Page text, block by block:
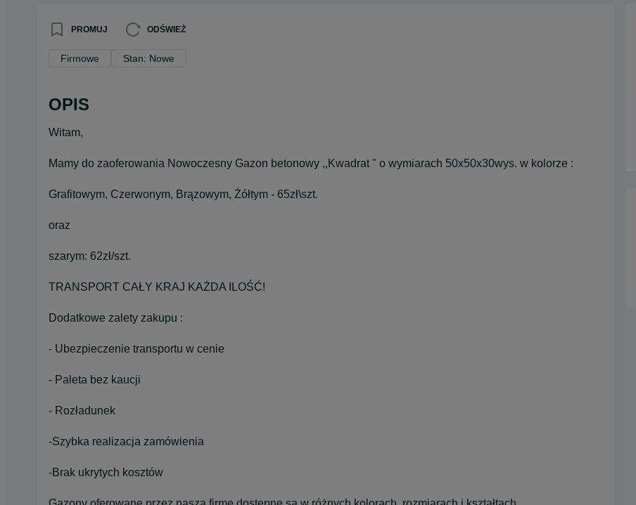
PROMUJ ODŚWIEŻ
Firmowe Stan: Nowe
OPIS
Witam,
Mamy do zaoferowania Nowoczesny Gazon betonowy ,,Kwadrat " o wymiarach 50x50x30wys. w kolorze :
Grafitowym, Czerwonym, Brązowym, Żółtym - 65zł\szt.
oraz
szarym: 62zł/szt.
TRANSPORT CAŁY KRAJ KAŻDA ILOŚĆ!
Dodatkowe zalety zakupu :
- Ubezpieczenie transportu w cenie
- Paleta bez kaucji
- Rozładunek
-Szybka realizacja zamówienia
-Brak ukrytych kosztów